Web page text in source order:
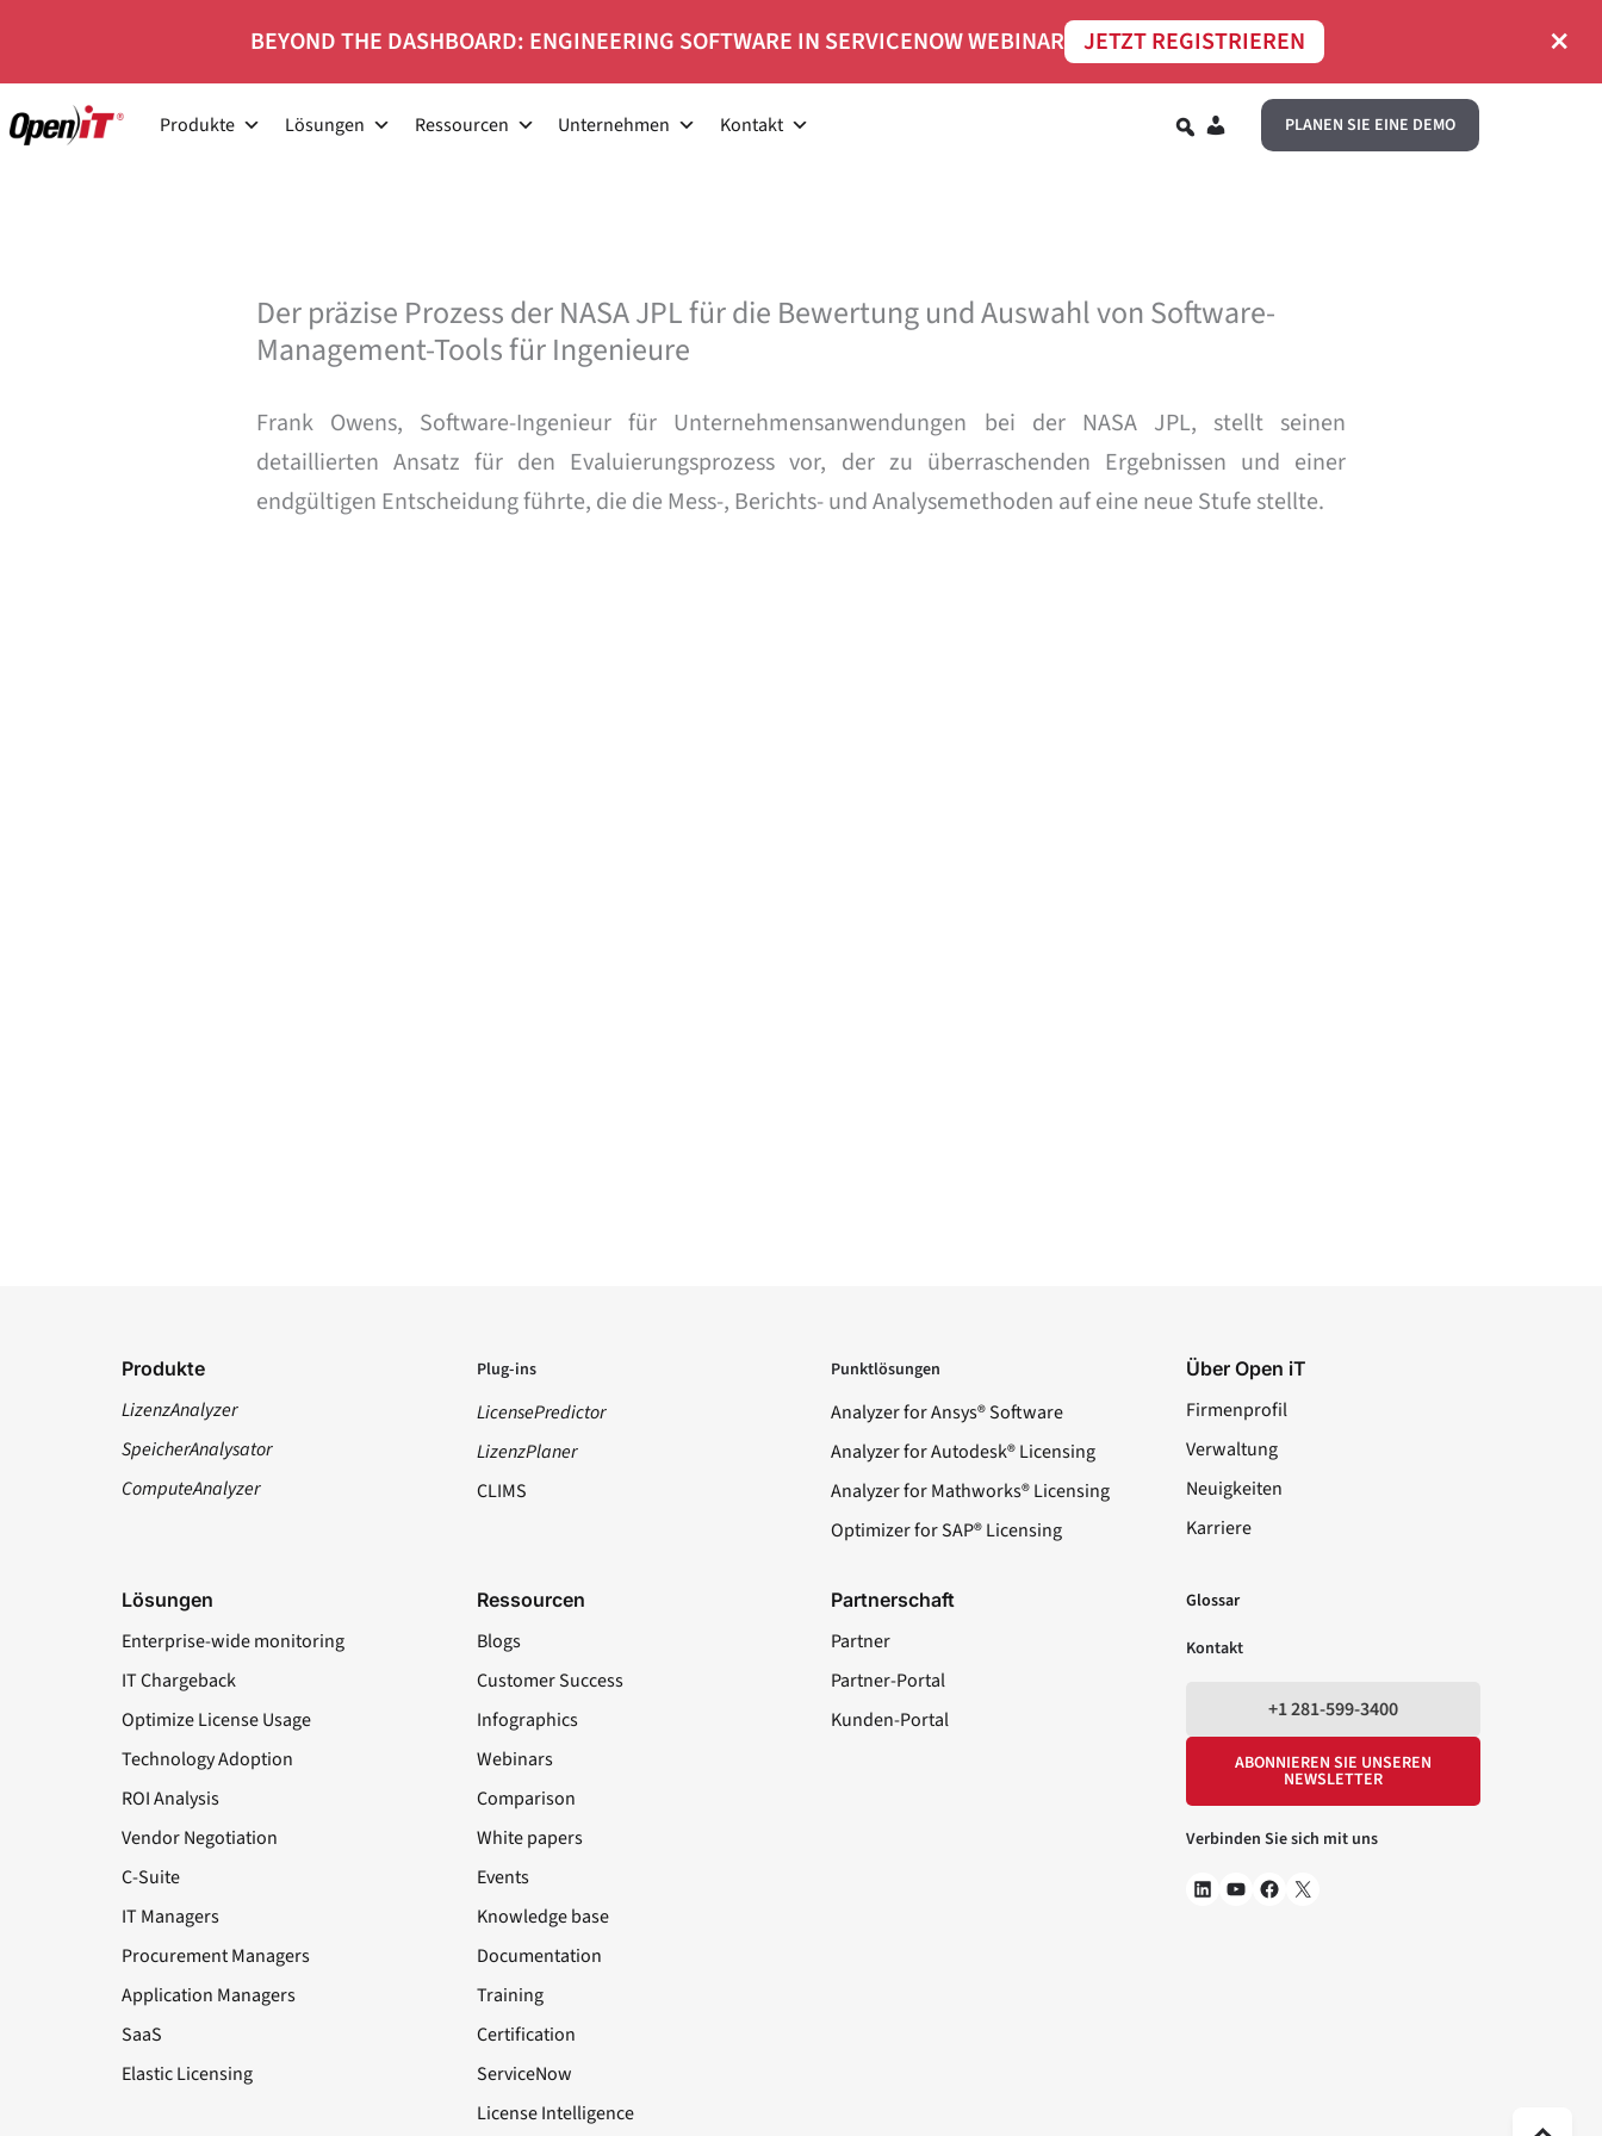
springen
BEYOND THE DASHBOARD: ENGINEERING SOFTWARE IN SERVICENOW WEBINAR JETZT REGISTRIEREN ×
Produkte Lösungen Ressourcen Unternehmen Kontakt PLANEN SIE EINE DEMO
Der präzise Prozess der NASA JPL für die Bewertung und Auswahl von Software-
Management-Tools für Ingenieure
Frank Owens, Software-Ingenieur für Unternehmensanwendungen bei der NASA JPL, stellt seinen
detaillierten Ansatz für den Evaluierungsprozess vor, der zu überraschenden Ergebnissen und einer
endgültigen Entscheidung führte, die die Mess-, Berichts- und Analysemethoden auf eine neue Stufe stellte.
Produkte
LizenzAnalyzer
SpeicherAnalysator
ComputeAnalyzer
Plug-ins
LicensePredictor
LizenzPlaner
CLIMS
Punktlösungen
Analyzer for Ansys® Software
Analyzer for Autodesk® Licensing
Analyzer for Mathworks® Licensing
Optimizer for SAP® Licensing
Über Open iT
Firmenprofil
Verwaltung
Neuigkeiten
Karriere
Lösungen
Enterprise-wide monitoring
IT Chargeback
Optimize License Usage
Technology Adoption
ROI Analysis
Vendor Negotiation
C-Suite
IT Managers
Procurement Managers
Application Managers
SaaS
Elastic Licensing
Ressourcen
Blogs
Customer Success
Infographics
Webinars
Comparison
White papers
Events
Knowledge base
Documentation
Training
Certification
ServiceNow
License Intelligence
Partnerschaft
Partner
Partner-Portal
Kunden-Portal
Glossar
Kontakt
+1 281-599-3400
ABONNIEREN SIE UNSEREN
NEWSLETTER
Verbinden Sie sich mit uns